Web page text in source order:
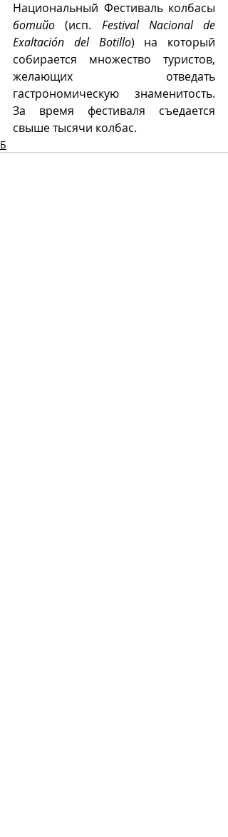
ботийо (исп. Festival Nacional de
Exaltación del Botillo) на который
собирается множество туристов,
желающих отведать
гастрономическую знаменитость.
За время фестиваля съедается
свыше тысячи колбас.
Б